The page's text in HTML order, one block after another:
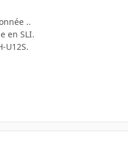
..
en SLI.
U12S.